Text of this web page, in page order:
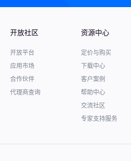
开放社区
开放平台
应用市场
合作伙伴
代理商查询
资源中心
定价与购买
下载中心
客户案例
帮助中心
交流社区
专家支持服务